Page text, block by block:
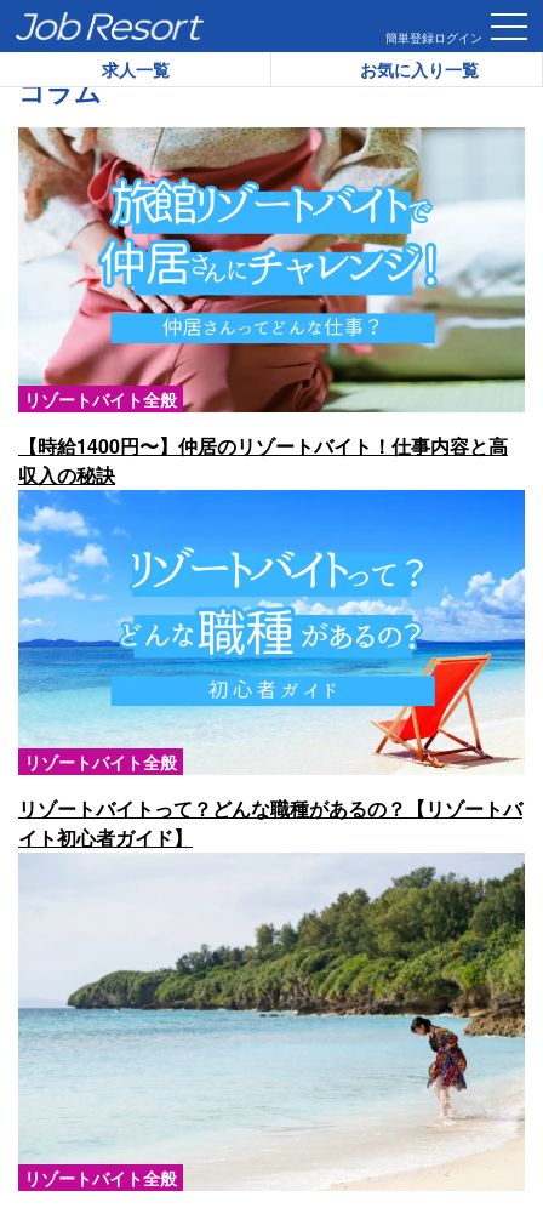
簡単登録ログイン
求人一覧 お気に入り一覧
HOME コラム リゾートバイト全般
コラム
リゾートバイト全般
【時給1400円〜】仲居のリゾートバイト！仕事内容と高
収入の秘訣
リゾートバイト全般
リゾートバイトって？どんな職種があるの？【リゾートバ
イト初心者ガイド】
リゾートバイト全般